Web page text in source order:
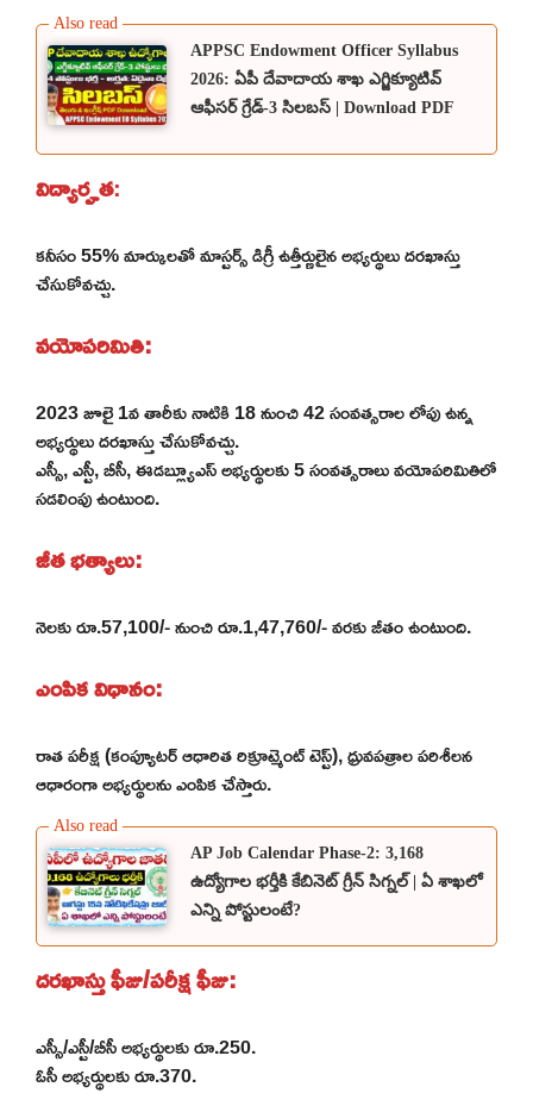
APPSC Endowment Officer Syllabus
2026: ఏపీ దేవాదాయ శాఖ ఎగ్జిక్యూటివ్
ఆఫీసర్ గ్రేడ్-3 సిలబస్ | Download PDF
విద్యార్హత:
కనీసం 55% మార్కులతో మాస్టర్స్ డిగ్రీ ఉత్తీర్ణులైన అభ్యర్థులు దరఖాస్తు
చేసుకోవచ్చు.
వయోపరిమితి:
2023 జూలై 1వ తారీకు నాటికి 18 నుంచి 42 సంవత్సరాల లోపు ఉన్న
అభ్యర్థులు దరఖాస్తు చేసుకోవచ్చు.
ఎస్సీ, ఎస్టీ, బీసీ, ఈడబ్ల్యూఎస్ అభ్యర్థులకు 5 సంవత్సరాలు వయోపరిమితిలో
సడలింపు ఉంటుంది.
జీత భత్యాలు:
నెలకు రూ.57,100/- నుంచి రూ.1,47,760/- వరకు జీతం ఉంటుంది.
ఎంపిక విధానం:
రాత పరీక్ష (కంప్యూటర్ ఆధారిత రిక్రూట్మెంట్ టెస్ట్), ధ్రువపత్రాల పరిశీలన
ఆధారంగా అభ్యర్థులను ఎంపిక చేస్తారు.
AP Job Calendar Phase-2: 3,168
ఉద్యోగాల భర్తీకి కేబినెట్ గ్రీన్ సిగ్నల్ | ఏ శాఖలో
ఎన్ని పోస్టులంటే?
దరఖాస్తు ఫీజు/పరీక్ష ఫీజు:
ఎస్సీ/ఎస్టీ/బీసీ అభ్యర్థులకు రూ.250.
ఓసీ అభ్యర్థులకు రూ.370.